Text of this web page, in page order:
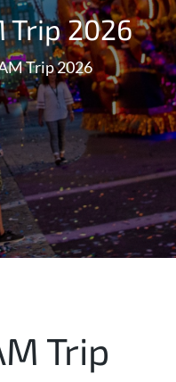
Trip 2026
Trip 2026
Trip